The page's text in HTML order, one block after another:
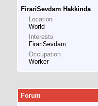
FirariSevdam Hakkinda
Location
World
Interests
FirariSevdam
Occupation
Worker
Forum